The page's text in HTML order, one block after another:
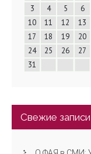
3
4 5 6
10
11 12 13
17
18 19 20
24
25 26 27
31
Свежие записи